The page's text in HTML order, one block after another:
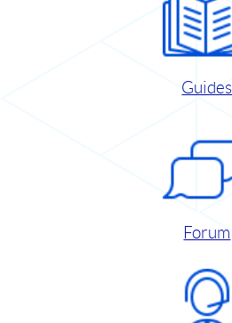
Guides
Forum